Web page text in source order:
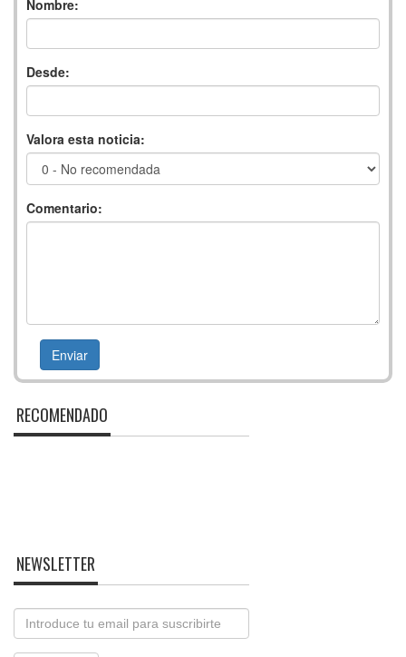
Nombre:
Desde:
Valora esta noticia:
Comentario:
RECOMENDADO
NEWSLETTER
Email